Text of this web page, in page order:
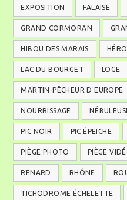
EXPOSITION FALAISE
GRAND CORMORAN
HIBOU DES MARAIS
LAC DU BOURGET LOGE
MARTIN-PÊCHEUR D'EUROPE
NOURRISSAGE
PIC NOIR PIC ÉPEICHE
PIÈGE PHOTO PIÈGE
RENARD RHÔNE
TICHODROME ÉCHELETTE